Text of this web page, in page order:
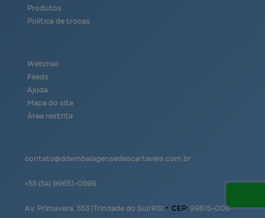
Produtos
Política de trocas
Webmail
Feeds
Ajuda
Mapa do site
Área restrita
contato@ddembalagensedescartaveis.com.br
+55 (54) 99651-0598
Av. Primavera, 553 (Trindade do Sul/RS) • CEP: 99615-000